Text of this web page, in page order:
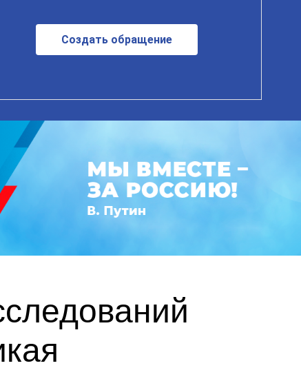
Создать обращение